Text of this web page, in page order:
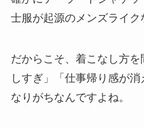
士服が起源のメンズライク
だからこそ、着こなし方を
しすぎ」「仕事帰り感が
なりがちなんですよね。